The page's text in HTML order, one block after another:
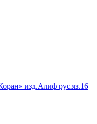
изд.Алиф рус.яз.16